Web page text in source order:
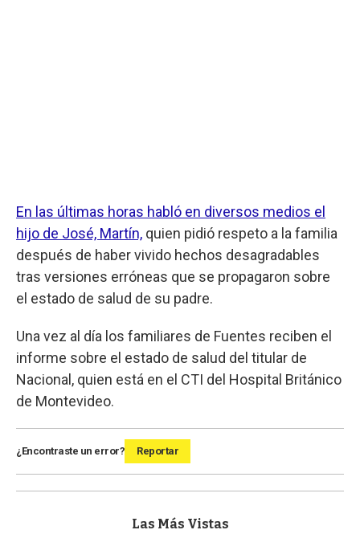
En las últimas horas habló en diversos medios el
hijo de José, Martín, quien pidió respeto a la familia
después de haber vivido hechos desagradables
tras versiones erróneas que se propagaron sobre
el estado de salud de su padre.
Una vez al día los familiares de Fuentes reciben el
informe sobre el estado de salud del titular de
Nacional, quien está en el CTI del Hospital Británico
de Montevideo.
¿Encontraste un error? Reportar
Las Más Vistas